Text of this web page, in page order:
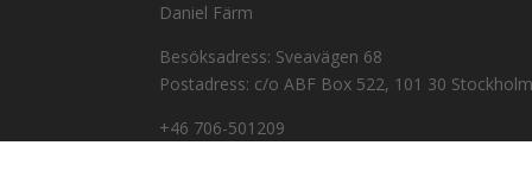
Daniel Färm
Besöksadress: Sveavägen 68
Postadress: c/o ABF Box 522, 101 30
+46 706-501209